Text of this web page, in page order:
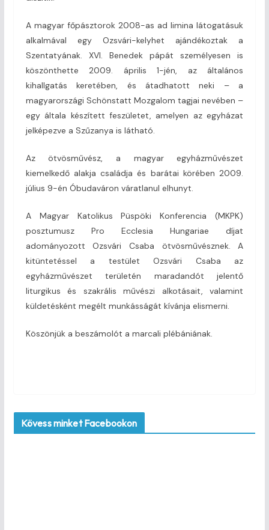
A magyar főpásztorok 2008-as ad limina látogatásuk
alkalmával egy Ozsvári-kelyhet ajándékoztak a
Szentatyának. XVI. Benedek pápát személyesen is
köszönthette 2009. április 1-jén, az általános
kihallgatás keretében, és átadhatott neki – a
magyarországi Schönstatt Mozgalom tagjai nevében –
egy általa készített feszületet, amelyen az egyházat
jelképezve a Szűzanya is látható.
Az ötvösművész, a magyar egyházművészet
kiemelkedő alakja családja és barátai körében 2009.
július 9-én Óbudaváron váratlanul elhunyt.
A Magyar Katolikus Püspöki Konferencia (MKPK)
posztumusz Pro Ecclesia Hungariae díjat
adományozott Ozsvári Csaba ötvösművésznek. A
kitüntetéssel a testület Ozsvári Csaba az
egyházművészet területén maradandót jelentő
liturgikus és szakrális művészi alkotásait, valamint
küldetésként megélt munkásságát kívánja elismerni.
Köszönjük a beszámolót a marcali plébániának.
Kövess minket Facebookon